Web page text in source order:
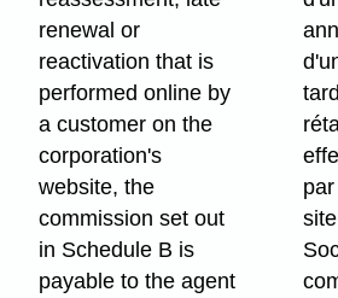
renewal or
reactivation that is
performed online by
a customer on the
corporation's
website, the
commission set out
in Schedule B is
payable to the agent